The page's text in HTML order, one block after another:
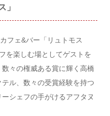
」
フェ&バー「リュトモス
を楽しむ場としてゲストを
々の権威ある賞に輝く高橋
ル、数々の受賞経験を持つ
シェフの手がけるアフタヌ